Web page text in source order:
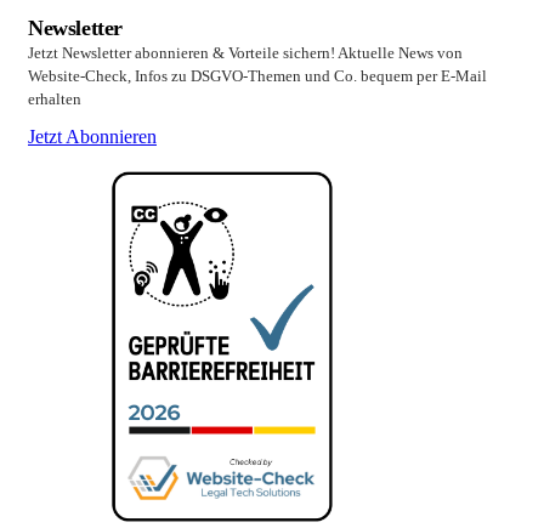
Newsletter
Jetzt Newsletter abonnieren & Vorteile sichern! Aktuelle News von
Website-Check, Infos zu DSGVO-Themen und Co. bequem per E-Mail
erhalten
Jetzt Abonnieren